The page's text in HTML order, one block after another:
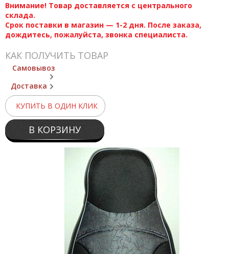
Внимание! Товар доставляется с центрального
склада.
Срок поставки в магазин — 1-2 дня. После заказа,
дождитесь, пожалуйста, звонка специалиста.
КАК ПОЛУЧИТЬ ТОВАР
Самовывоз
Доставка
КУПИТЬ В ОДИН КЛИК
В КОРЗИНУ